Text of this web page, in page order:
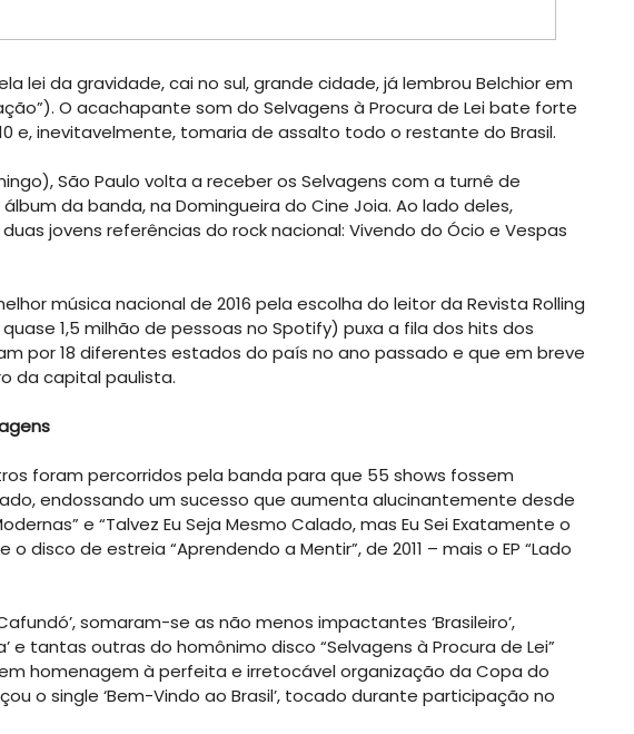
lei da gravidade, cai no sul, grande cidade, já lembrou Belchior em
O acachapante som do Selvagens à Procura de Lei bate forte
e, inevitavelmente, tomaria de assalto todo o restante do Brasil.
São Paulo volta a receber os Selvagens com a turnê de
álbum da banda, na Domingueira do Cine Joia. Ao lado deles,
jovens referências do rock nacional: Vivendo do Ócio e Vespas
música nacional de 2016 pela escolha do leitor da Revista Rolling
1,5 milhão de pessoas no Spotify) puxa a fila dos hits dos
por 18 diferentes estados do país no ano passado e que em breve
da capital paulista.
foram percorridos pela banda para que 55 shows fossem
endossando um sucesso que aumenta alucinantemente desde
e “Talvez Eu Seja Mesmo Calado, mas Eu Sei Exatamente o
o disco de estreia “Aprendendo a Mentir”, de 2011 – mais o EP “Lado
somaram-se as não menos impactantes ‘Brasileiro’,
e tantas outras do homônimo disco “Selvagens à Procura de Lei”
em homenagem à perfeita e irretocável organização da Copa do
o single ‘Bem-Vindo ao Brasil’, tocado durante participação no